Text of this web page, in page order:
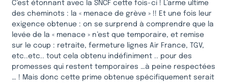
C’est étonnant avec la SNCF cette fois-ci ! L’arme ultime
des cheminots : la « menace de grève » !! Et une fois leur
exigence obtenue : on se surprend à comprendre que la
levée de la « menace » n’est que temporaire, et remise
sur le coup : retraite, fermeture lignes Air France, TGV,
etc..etc.. tout cela obtenu indéfiniment .. pour des
promesses qui restent temporaires …à peine respectées
… ! Mais donc cette prime obtenue spécifiquement serait